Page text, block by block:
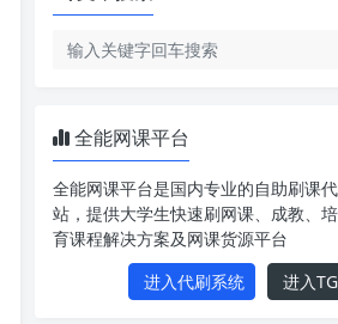
全能网课平台
全能网课平台是国内专业的自助刷课
站，提供大学生快速刷网课、成教、
育课程解决方案及网课货源平台
进入代刷系统
进入